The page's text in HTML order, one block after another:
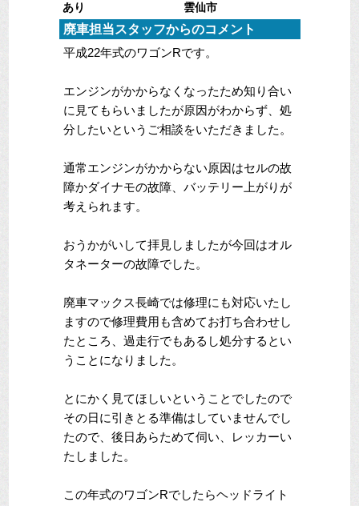
あり
雲仙市
廃車担当スタッフからのコメント
平成22年式のワゴンRです。
エンジンがかからなくなったため知り合い
に見てもらいましたが原因がわからず、処
分したいというご相談をいただきました。
通常エンジンがかからない原因はセルの故
障かダイナモの故障、バッテリー上がりが
考えられます。
おうかがいして拝見しましたが今回はオル
タネーターの故障でした。
廃車マックス長崎では修理にも対応いたし
ますので修理費用も含めてお打ち合わせし
たところ、過走行でもあるし処分するとい
うことになりました。
とにかく見てほしいということでしたので
その日に引きとる準備はしていませんでし
たので、後日あらためて伺い、レッカーい
たしました。
この年式のワゴンRでしたらヘッドライト